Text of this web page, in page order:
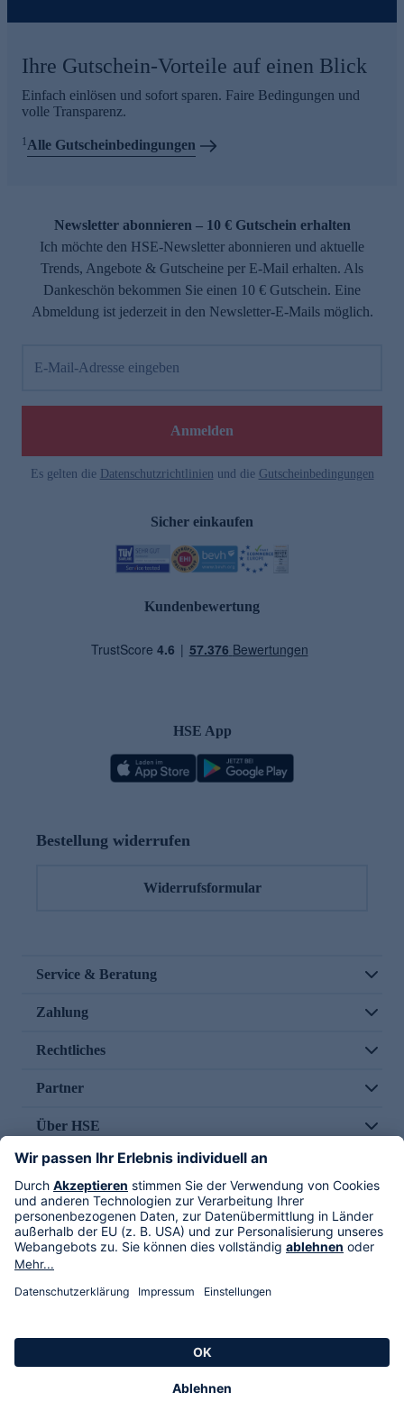
Ihre Gutschein-Vorteile auf einen Blick
Einfach einlösen und sofort sparen. Faire Bedingungen und
volle Transparenz.
1Alle Gutscheinbedingungen
Newsletter abonnieren – 10 € Gutschein erhalten
Ich möchte den HSE-Newsletter abonnieren und aktuelle
Trends, Angebote & Gutscheine per E-Mail erhalten. Als
Dankeschön bekommen Sie einen 10 € Gutschein. Eine
Abmeldung ist jederzeit in den Newsletter-E-Mails möglich.
E-Mail-Adresse eingeben
Anmelden
Es gelten die Datenschutzrichtlinien und die Gutscheinbedingungen
Sicher einkaufen
Kundenbewertung
HSE App
Bestellung widerrufen
Widerrufsformular
Service & Beratung
Zahlung
Rechtliches
Partner
Über HSE
Im TV
HSE International